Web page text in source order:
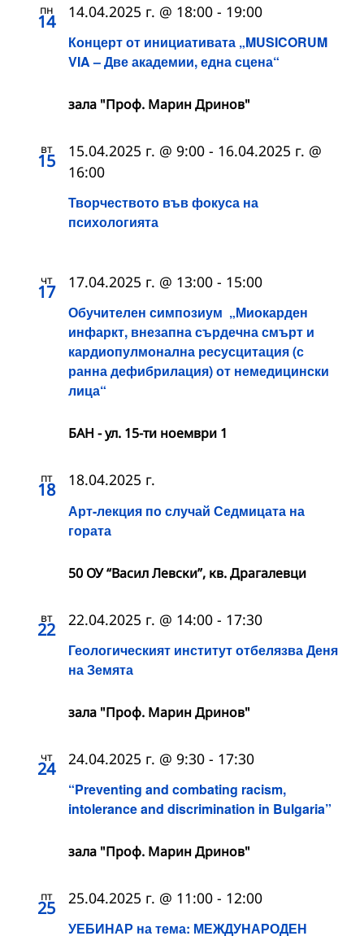
пн
14
Концерт от инициативата „MUSICORUM
VIA – Две академии, една сцена“
14.04.2025 г. @ 18:00 - 19:00
зала "Проф. Марин Дринов"
вт
15
Творчеството във фокуса на
психологията
15.04.2025 г. @ 9:00 - 16.04.2025 г. @
16:00
чт
17
Обучителен симпозиум „Миокарден
инфаркт, внезапна сърдечна смърт и
кардиопулмонална ресусцитация (с
ранна дефибрилация) от немедицински
лица“
17.04.2025 г. @ 13:00 - 15:00
БАН - ул. 15-ти ноември 1
пт
18
Арт-лекция по случай Седмицата на
гората
18.04.2025 г.
50 ОУ “Васил Левски”, кв. Драгалевци
вт
22
Геологическият институт отбелязва Деня
на Земята
22.04.2025 г. @ 14:00 - 17:30
зала "Проф. Марин Дринов"
чт
24
“Preventing and combating racism,
intolerance and discrimination in Bulgaria”
24.04.2025 г. @ 9:30 - 17:30
зала "Проф. Марин Дринов"
пт
25
УЕБИНАР на тема: МЕЖДУНАРОДЕН
25.04.2025 г. @ 11:00 - 12:00